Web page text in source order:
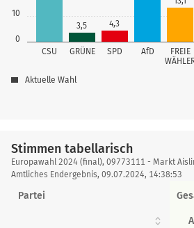
0
10
CSU GRÜNE SPD AfD
FREIE
3,5 4,3
Aktuelle Wahl
Stimmen tabellarisch
Stimmen
tabellarisch
Europawahl 2024 (final), 09773111 - Markt
Amtliches Endergebnis, 09.07.2024, 14:38:53
Partei